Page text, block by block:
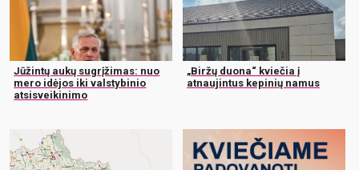
Jūžintų aukų sugrįžimas: nuo
mero idėjos iki valstybinio
atsisveikinimo
„Biržų duona“ kviečia į
atnaujintus kepinių namus